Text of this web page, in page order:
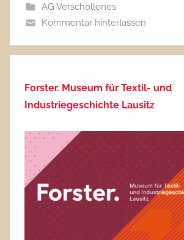
AG Verschollenes
Kommentar hinterlassen
Forster. Museum für Textil- und
Industriegeschichte Lausitz